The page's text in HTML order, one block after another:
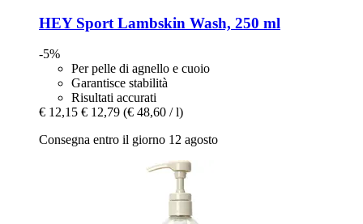
HEY Sport Lambskin Wash, 250 ml
-5%
Per pelle di agnello e cuoio
Garantisce stabilità
Risultati accurati
€ 12,15 € 12,79 (€ 48,60 / l)
Consegna entro il giorno 12 agosto